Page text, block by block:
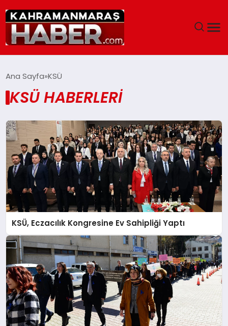
SIYASET
EĞITIM
EKONOMI
SAĞLIK
SPOR
İLÇE HABERLERI
DÜNYA
İLETIŞIM
Ana Sayfa KSÜ
KSÜ HABERLERI
KSÜ, Eczacılık Kongresine Ev Sahipliği Yaptı